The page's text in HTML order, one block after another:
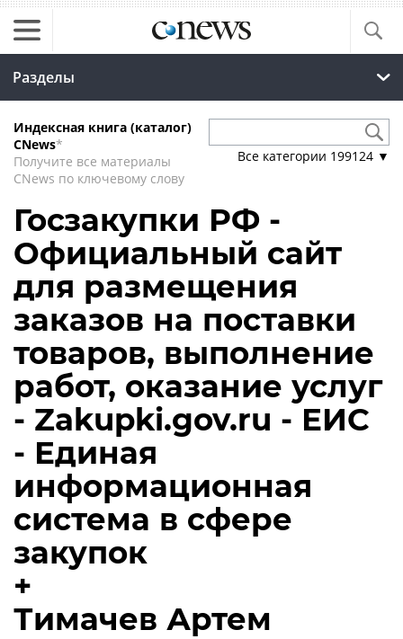
Разделы
Индексная книга (каталог)
CNews*
Получите все материалы
CNews по ключевому слову
Все категории 199124 ▼
Госзакупки РФ -
Официальный сайт
для размещения
заказов на поставки
товаров, выполнение
работ, оказание услуг
- Zakupki.gov.ru - ЕИС
- Единая
информационная
система в сфере
закупок
+
Тимачев Артем